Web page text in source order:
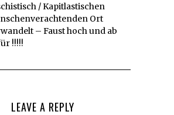
/ Kapitlastischen
Ort
– Faust hoch und ab
!!!!!
LEAVE A REPLY